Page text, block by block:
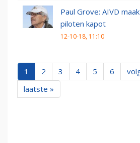
Paul Grove: AIVD
piloten kapot
12-10-18, 11:10
1 2 3 4 5 6
laatste »